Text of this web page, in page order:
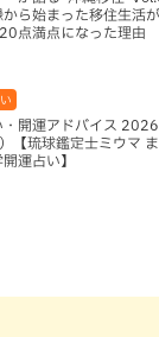
ら始まった移住生活
点満点になった理由
・開運アドバイス
【琉球鑑定士ミウマ
運占い】